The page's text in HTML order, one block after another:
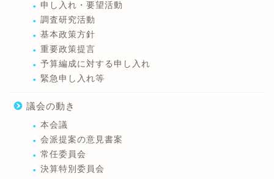
申し入れ・要望活動
調査研究活動
基本政策方針
重要政策提言
予算編成に対する申し入れ
緊急申し入れ等
議会の動き
本会議
会派提案の意見書案
常任委員会
決算特別委員会